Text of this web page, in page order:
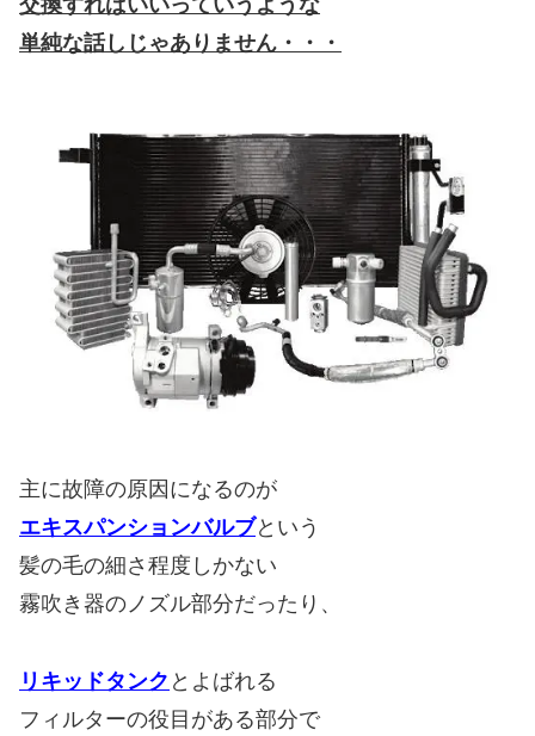
交換すればいいっていうような
単純な話しじゃありません・・・
主に故障の原因になるのが
エキスパンションバルブという
髪の毛の細さ程度しかない
霧吹き器のノズル部分だったり、
リキッドタンク とよばれる
フィルターの役目がある部分で